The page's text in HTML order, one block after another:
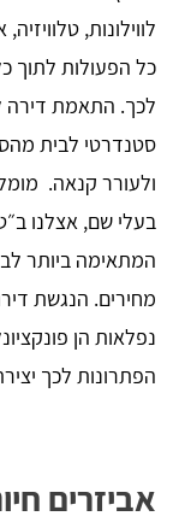
לווילונות,
כל הפעולות לתוך
לכך. התאמת דירה
סטנדרטי לבית
ולעורר קנאה.
בעלי שם, אצלנו
המתאימה ביותר
מחירים. הנגשת
נפלאות הן
הפתרונות לכך
אביזרים